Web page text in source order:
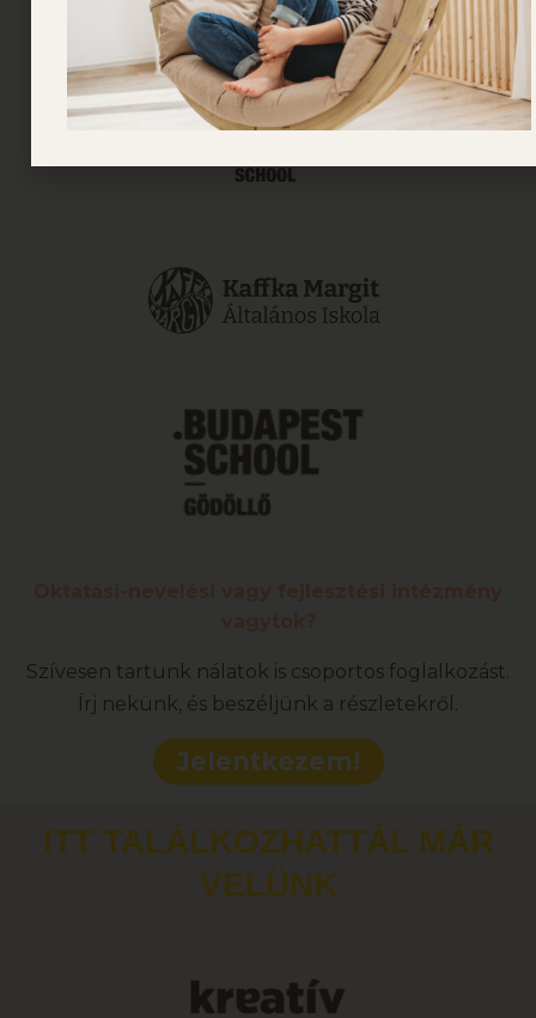
Szívesen tartunk nálatok is csoportos foglalkozást.
Írj nekünk, és beszéljünk a részletekről.
Jelentkezem!
ITT TALÁLKOZHATTÁL MÁR
VELÜNK